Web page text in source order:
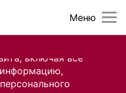
включая все
Меню